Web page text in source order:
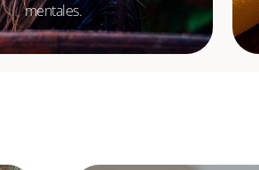
mentales.